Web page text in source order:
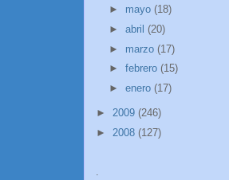
► mayo (18)
► abril (20)
► marzo (17)
► febrero (15)
► enero (17)
► 2009 (246)
► 2008 (127)
.